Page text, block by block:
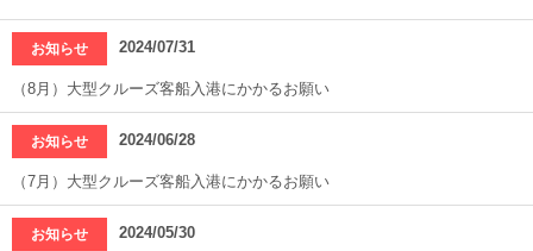
お知らせ 2024/07/31
（8月）大型クルーズ客船入港にかかるお願い
お知らせ 2024/06/28
（7月）大型クルーズ客船入港にかかるお願い
お知らせ 2024/05/30